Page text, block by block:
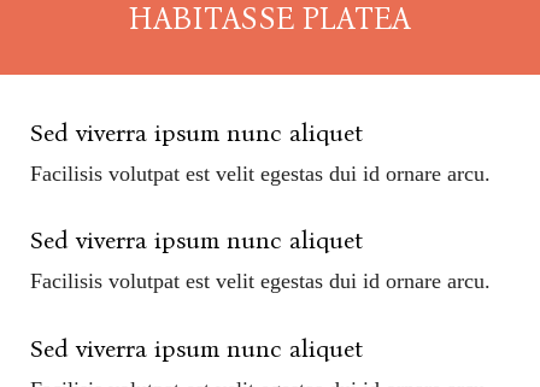
HABITASSE PLATEA
Sed viverra ipsum nunc aliquet
Facilisis volutpat est velit egestas dui id ornare arcu.
Sed viverra ipsum nunc aliquet
Facilisis volutpat est velit egestas dui id ornare arcu.
Sed viverra ipsum nunc aliquet